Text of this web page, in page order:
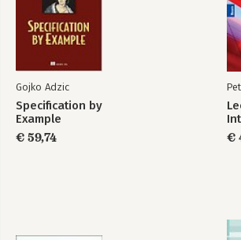
Gojko Adzic
Specification by
Example
€ 59,74
€